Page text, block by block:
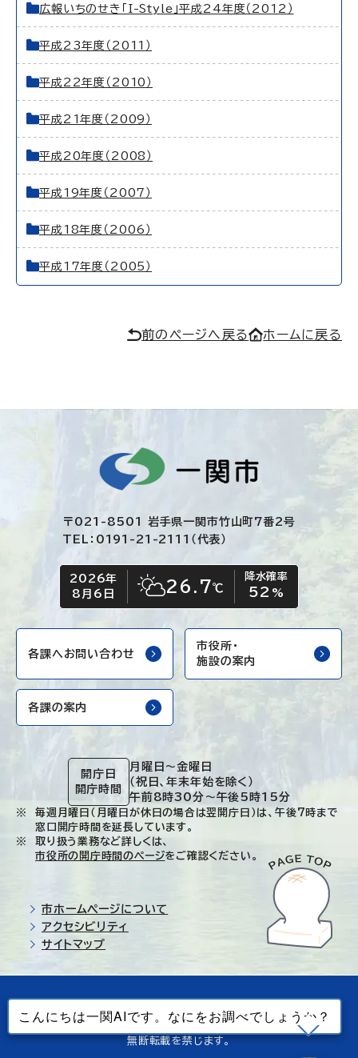
広報いちのせき「I-Style」平成24年度（2012）
平成23年度（2011）
平成22年度（2010）
平成21年度（2009）
平成20年度（2008）
平成19年度（2007）
平成18年度（2006）
平成17年度（2005）
前のページへ戻る ホームに戻る
〒021-8501 岩手県一関市竹山町7番2号
TEL：0191-21-2111（代表）
今日の日付
2026年
8月6日
今日の天気
晴れ時々くもり
26.7℃
降水確率
52 %
各課へお問い合わせ
市役所・
施設の案内
各課の案内
開庁日
開庁時間
月曜日～金曜日
（祝日、年末年始を除く）
午前8時30分～午後5時15分
毎週月曜日（月曜日が休日の場合は翌開庁日）は、午後7時まで
窓口開庁時間を延長しています。
取り扱う業務など詳しくは、
市役所の開庁時間のページをご確認ください。
市ホームページについて
アクセシビリティ
サイトマップ
当ホームページで使用しているすべてのデータの
無断転載を禁じます。